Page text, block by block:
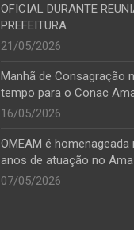
OFICIAL DURANTE
PREFEITURA
21/05/2026
Manhã de Consagração
tempo para o Conac
16/05/2026
OMEAM é
anos de atuação no
07/05/2026